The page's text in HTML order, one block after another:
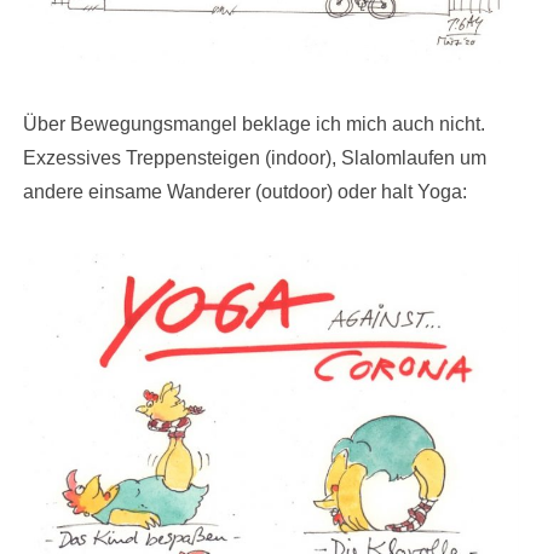
Über Bewegungsmangel beklage ich mich auch nicht.
Exzessives Treppensteigen (indoor), Slalomlaufen um
andere einsame Wanderer (outdoor) oder halt Yoga: